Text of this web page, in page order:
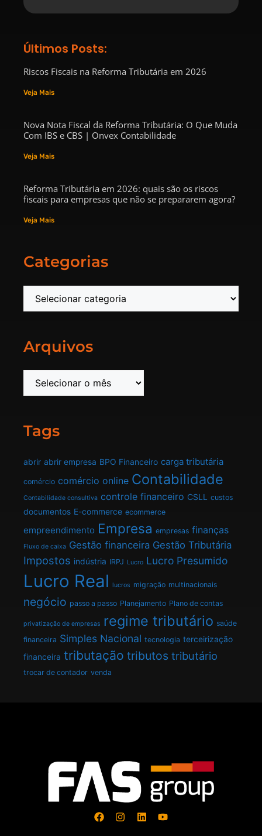
Últimos Posts:
Riscos Fiscais na Reforma Tributária em 2026
Veja Mais
Nova Nota Fiscal da Reforma Tributária: O Que Muda
Com IBS e CBS | Onvex Contabilidade
Veja Mais
Reforma Tributária em 2026: quais são os riscos
fiscais para empresas que não se prepararem agora?
Veja Mais
Categorias
Arquivos
Tags
abrir abrir empresa BPO Financeiro carga tributária
comércio comércio online Contabilidade
Contabilidade consultiva controle financeiro CSLL custos
documentos E-commerce ecommerce
empreendimento Empresa empresas finanças
Fluxo de caixa Gestão financeira Gestão Tributária
Impostos indústria IRPJ Lucro Lucro Presumido
Lucro Real lucros migração multinacionais
negócio passo a passo Planejamento Plano de contas
privatização de empresas regime tributário saúde
financeira Simples Nacional tecnologia terceirização
financeira tributação tributos tributário
trocar de contador venda